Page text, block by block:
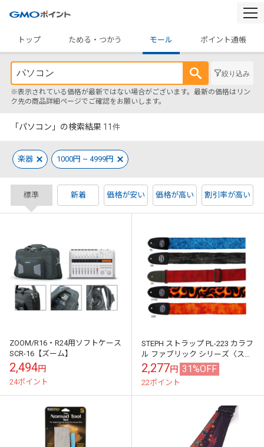
トップ
ためる・つかう モール ポイント通帳
絞り込み
※表示されている価格が最新ではない場合がございます。最新の価格はリン
ク先の商品詳細ページでご確認をお願いします。
「パソコン」の検索結果 11 件
楽器 1000円 ~ 4999円
標準 新着 価格が安い 価格が高い 割引率が高い
ZOOM/R16・R24用ソフトケース
SCR-16【ズーム】
2,494円
24ポイント
STEPH ストラップ PL-223 カラフ
ル ファブリック シリーズ〈ステ
フ〉
2,277円 31%OFF
22ポイント